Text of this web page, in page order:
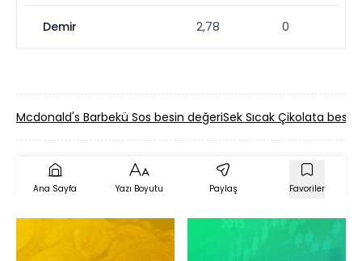
Demir 2,78 0
Mcdonald's Barbekü Sos besin değeriSek Sıcak Çikolata
Ana Sayfa Yazı Boyutu Paylaş Favoriler